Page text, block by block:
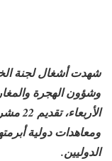
شهدت أشغال لجنة
وشؤون الهجرة
ومعاهدات دولية
الدوليين.